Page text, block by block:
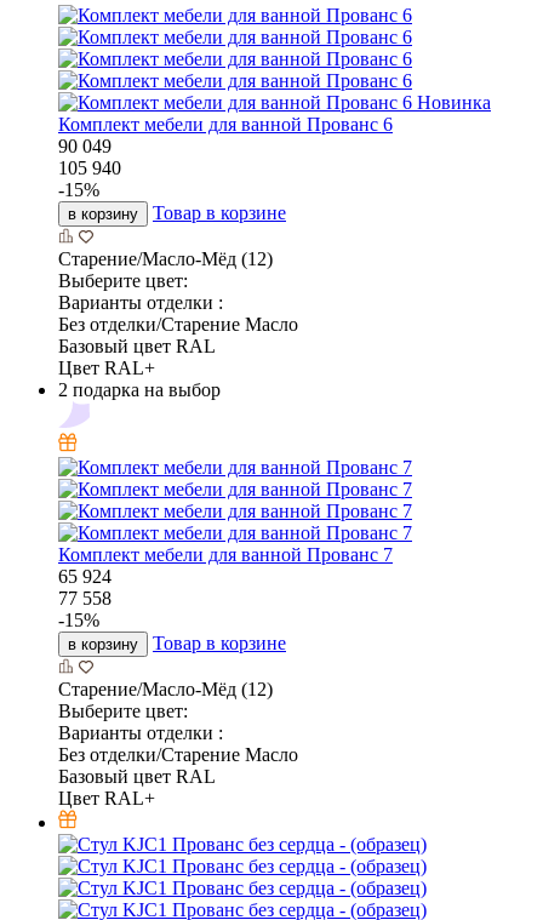
Новинка
Комплект мебели для ванной Прованс 6
90 049
105 940
-15%
в корзину Товар в корзине
Старение/Масло-Мёд (12)
Выберите цвет:
Варианты отделки :
Без отделки/Старение Масло
Базовый цвет RAL
Цвет RAL+
2 подарка на выбор
Комплект мебели для ванной Прованс 7
65 924
77 558
-15%
в корзину Товар в корзине
Старение/Масло-Мёд (12)
Выберите цвет:
Варианты отделки :
Без отделки/Старение Масло
Базовый цвет RAL
Цвет RAL+